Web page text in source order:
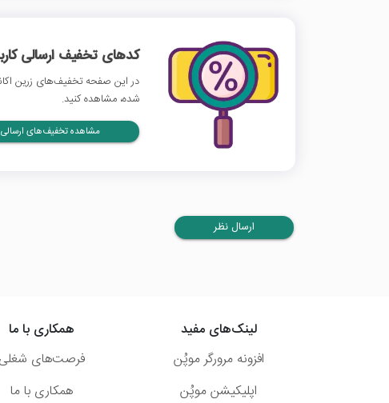
کدهای تخفیف ارسالی
در این صفحه تخفیف‌های زرین
شده، مشاهده کنید.
مشاهده تخفیف‌های ارسالی
ارسال نظر
لینک‌های مفید
افزونه مرورگر موپُن
اپلیکیشن موپُن
همکاری با ما
فرصت‌های شغلی
همکاری با ما